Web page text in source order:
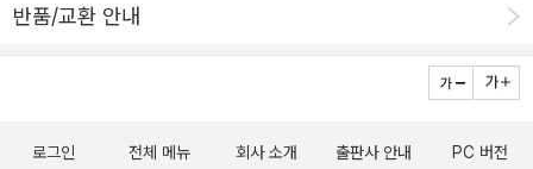
반품/교환 안내
로그인 전체 메뉴 회사 소개 출판사 안내 PC 버전